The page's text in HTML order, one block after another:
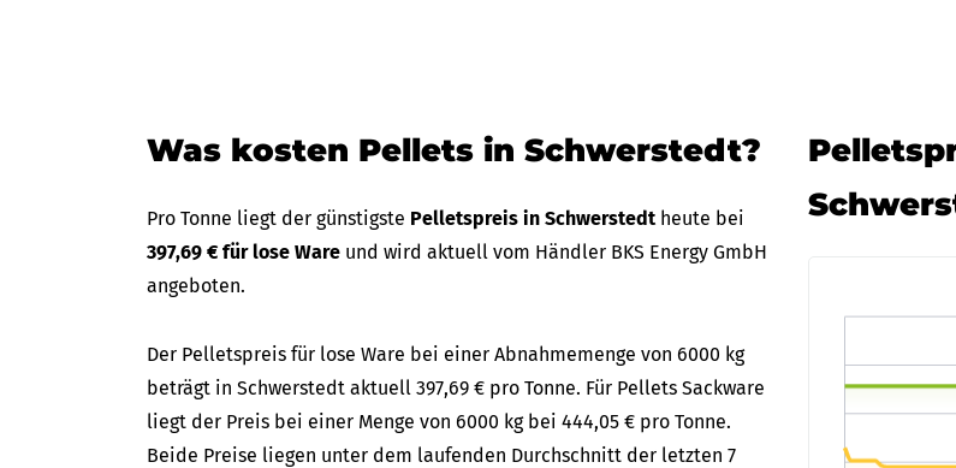
Was kosten Pellets in Schwerstedt?
Pro Tonne liegt der günstigste Pelletspreis in Schwerstedt heute bei
397,69 € für lose Ware und wird aktuell vom Händler BKS Energy GmbH
angeboten.
Der Pelletspreis für lose Ware bei einer Abnahmemenge von 6000 kg
beträgt in Schwerstedt aktuell 397,69 € pro Tonne. Für Pellets Sackware
liegt der Preis bei einer Menge von 6000 kg bei 444,05 € pro Tonne.
Beide Preise liegen unter dem laufenden Durchschnitt der letzten 7